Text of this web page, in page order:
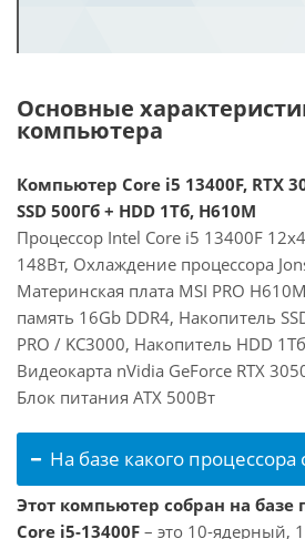
Основные
компьютера
Компьютер Core i5 13400F, RTX
SSD 500Гб + HDD 1Тб, H610M
Процессор Intel Core i5 13400F
148Вт, Охлаждение процессора
Материнская плата MSI PRO
память 16Gb DDR4, Накопитель
PRO / KC3000, Накопитель HDD
Видеокарта nVidia GeForce RTX
Блок питания ATX 500Вт
На базе какого процессора
Этот компьютер собран на базе
Core i5-13400F – это 10-ядерный,